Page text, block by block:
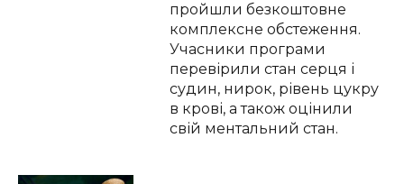
пройшли безкоштовне
комплексне обстеження.
Учасники програми
перевірили стан серця і
судин, нирок, рівень цукру
в крові, а також оцінили
свій ментальний стан.